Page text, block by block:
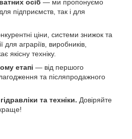
осіб — ми пропонуємо
підприємств, так і для
ціни, системи знижок та
для аграріїв, виробників,
якісну техніку.
етапі — від першого
та післяпродажного
та техніки. Довіряйте